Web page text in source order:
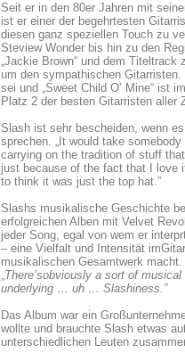
Seit er in den 80er Jahren mit
ist er einer der begehrtesten
diesen ganz speziellen Touch zu
Steview Wonder bis hin zu den
„Jackie Brown“ und dem Titeltrack
um den sympathischen
sei und „Sweet Child O’ Mine“ ist
Platz 2 der besten Gitarristen aller
Slash ist sehr bescheiden, wenn
sprechen. „It would take
carrying on the tradition of stuff
just because of the fact that I love
to think it was just the top hat.”
Slashs musikalische Geschichte
erfolgreichen Alben mit Velvet
jeder Song, egal von wem er
– eine Vielfalt und Intensität
musikalischen Gesamtwerk macht.
„There’sobviously a sort of
underlying … uh … Slashiness.”
Das Album war ein
wollte und brauchte Slash etwas
unterschiedlichen Leuten